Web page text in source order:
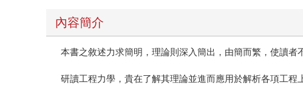
內容簡介
本書之敘述力求簡明，理論則深入簡出，由簡而繁，使讀者
研讀工程力學，貴在了解其理論並進而應用於解析各項工